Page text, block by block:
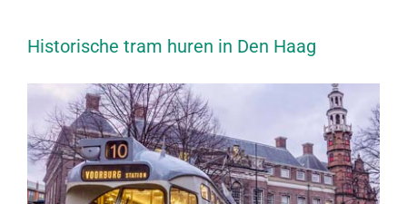
Historische tram huren in Den Haag